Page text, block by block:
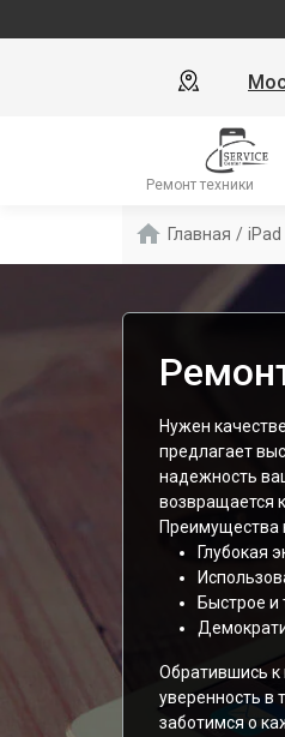
Ремонт техники
Главная / iPad
Нужен
предлагает
надежность
возвращается
Преимущества
Глубокая
Быстрое и
Обратившись к
уверенность в
заботимся о